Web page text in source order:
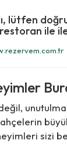
lütfen
ile
sizi